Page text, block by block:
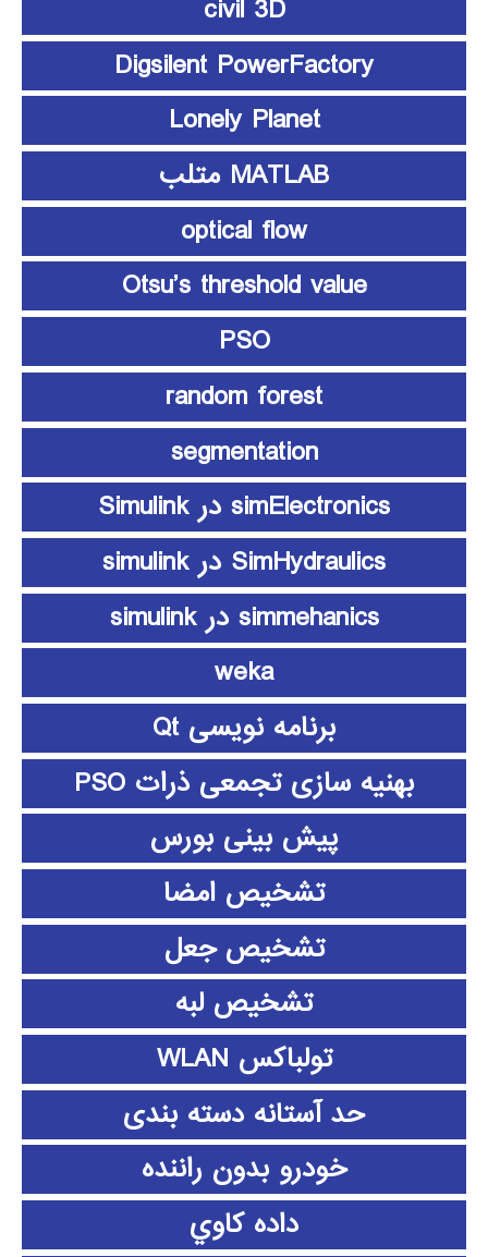
civil 3D
Digsilent PowerFactory
Lonely Planet
MATLAB متلب
optical flow
Otsu’s threshold value
PSO
random forest
segmentation
simElectronics در Simulink
SimHydraulics در simulink
simmehanics در simulink
weka
برنامه نویسی Qt
بهنیه سازی تجمعی ذرات PSO
پیش بینی بورس
تشخیص امضا
تشخیص جعل
تشخیص لبه
تولباکس WLAN
حد آستانه دسته بندی
خودرو بدون راننده
داده كاوي